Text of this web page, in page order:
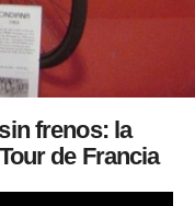
frenos: la
de Francia